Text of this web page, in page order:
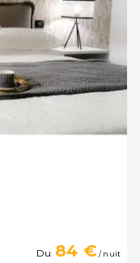
Du 84 €/ nuit